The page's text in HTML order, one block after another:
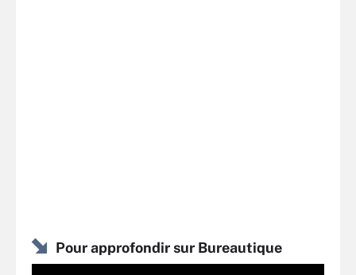
Pour approfondir sur Bureautique